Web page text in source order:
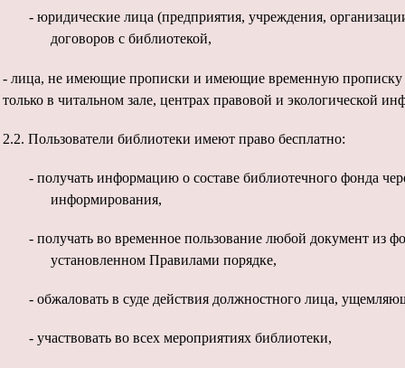
- юридические лица (предприятия, учреждения,
договоров с библиотекой,
- лица, не имеющие прописки и имеющие временную прописку
только в читальном зале, центрах правовой и экологической
2.2. Пользователи библиотеки имеют право бесплатно:
- получать информацию о составе библиотечного фонда
информирования,
- получать во временное пользование любой документ из
установленном Правилами порядке,
- обжаловать в суде действия должностного лица,
- участвовать во всех мероприятиях библиотеки,